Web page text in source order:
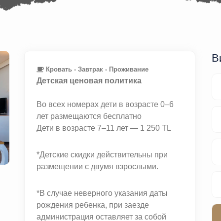
Кровать - Завтрак - Проживание
Детская ценовая политика
Во всех номерах дети в возрасте 0–6
лет размещаются бесплатно
Дети в возрасте 7–11 лет — 1 250 TL
*Детские скидки действительны при
размещении с двумя взрослыми.
*В случае неверного указания даты
рождения ребенка, при заезде
администрация оставляет за собой